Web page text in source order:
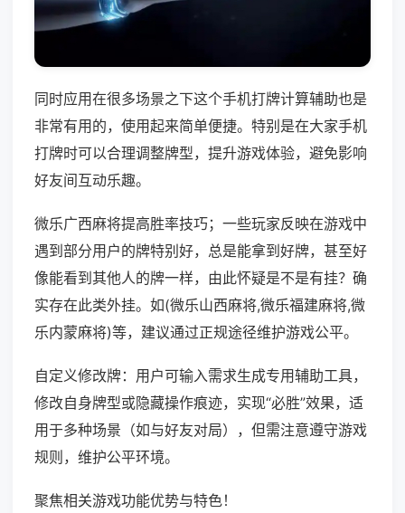
同时应用在很多场景之下这个手机打牌计算辅助也是
非常有用的，使用起来简单便捷。特别是在大家手机
打牌时可以合理调整牌型，提升游戏体验，避免影响
好友间互动乐趣。
微乐广西麻将提高胜率技巧；一些玩家反映在游戏中
遇到部分用户的牌特别好，总是能拿到好牌，甚至好
像能看到其他人的牌一样，由此怀疑是不是有挂？确
实存在此类外挂。如(微乐山西麻将,微乐福建麻将,微
乐内蒙麻将)等，建议通过正规途径维护游戏公平。
自定义修改牌：用户可输入需求生成专用辅助工具，
修改自身牌型或隐藏操作痕迹，实现“必胜”效果，适
用于多种场景（如与好友对局），但需注意遵守游戏
规则，维护公平环境。
聚焦相关游戏功能优势与特色！